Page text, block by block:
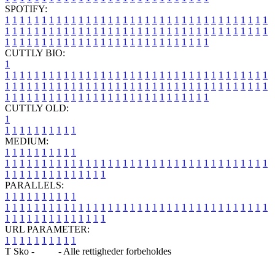
SPOTIFY:
1 1 1 1 1 1 1 1 1 1 1 1 1 1 1 1 1 1 1 1 1 1 1 1 1 1 1 1 1 1 1 1 1 1 1 1
1 1 1 1 1 1 1 1 1 1 1 1 1 1 1 1 1 1 1 1 1 1 1 1 1 1 1 1 1 1 1 1 1 1 1 1
1 1 1 1 1 1 1 1 1 1 1 1 1 1 1 1 1 1 1 1 1 1 1 1 1 1 1 1
CUTTLY BIO:
1
1 1 1 1 1 1 1 1 1 1 1 1 1 1 1 1 1 1 1 1 1 1 1 1 1 1 1 1 1 1 1 1 1 1 1 1
1 1 1 1 1 1 1 1 1 1 1 1 1 1 1 1 1 1 1 1 1 1 1 1 1 1 1 1 1 1 1 1 1 1 1 1
1 1 1 1 1 1 1 1 1 1 1 1 1 1 1 1 1 1 1 1 1 1 1 1 1 1 1 1
CUTTLY OLD:
1
1 1 1 1 1 1 1 1 1 1
MEDIUM:
1 1 1 1 1 1 1 1 1 1
1 1 1 1 1 1 1 1 1 1 1 1 1 1 1 1 1 1 1 1 1 1 1 1 1 1 1 1 1 1 1 1 1 1 1 1
1 1 1 1 1 1 1 1 1 1 1 1 1 1
PARALLELS:
1 1 1 1 1 1 1 1 1 1
1 1 1 1 1 1 1 1 1 1 1 1 1 1 1 1 1 1 1 1 1 1 1 1 1 1 1 1 1 1 1 1 1 1 1 1
1 1 1 1 1 1 1 1 1 1 1 1 1 1
URL PARAMETER:
1 1 1 1 1 1 1 1 1 1
T Sko -
- Alle rettigheder forbeholdes